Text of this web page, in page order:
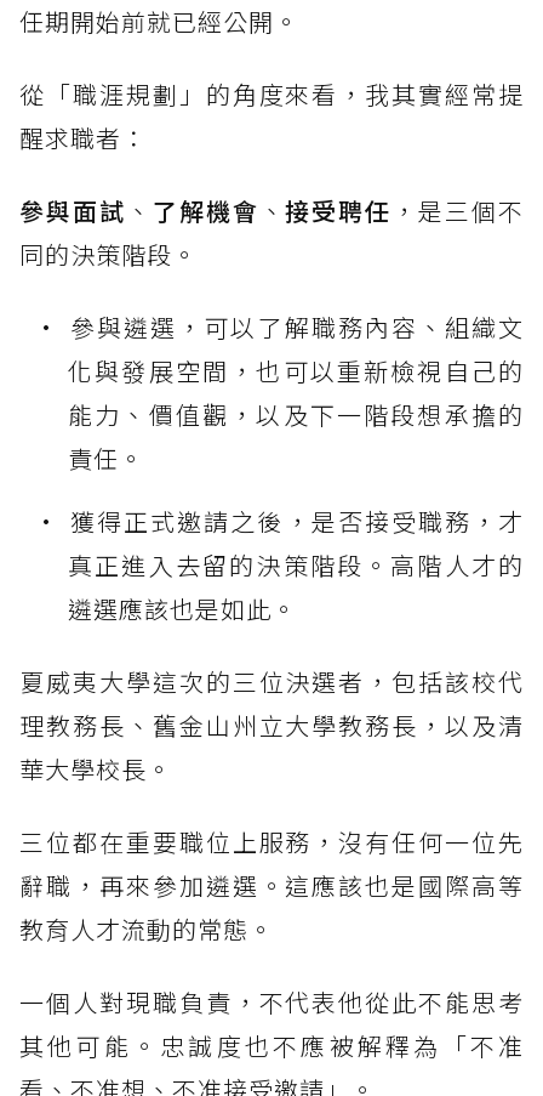
任期開始前就已經公開。
從「職涯規劃」的角度來看，我其實經常提
醒求職者：
參與面試 、 了解機會 、接受聘任 ，是三個不
同的決策階段。
參與遴選，可以了解職務內容、組織文
化與發展空間，也可以重新檢視自己的
能力、價值觀，以及下一階段想承擔的
責任。
獲得正式邀請之後，是否接受職務，才
真正進入去留的決策階段。高階人才的
遴選應該也是如此。
夏威夷大學這次的三位決選者，包括該校代
理教務長、舊金山州立大學教務長，以及清
華大學校長。
三位都在重要職位上服務，沒有任何一位先
辭職，再來參加遴選。這應該也是國際高等
教育人才流動的常態。
一個人對現職負責，不代表他從此不能思考
其他可能。忠誠度也不應被解釋為「不准
看、不准想、不准接受邀請」。